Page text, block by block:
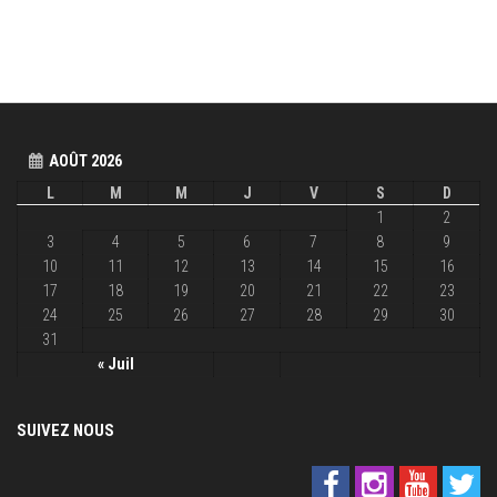
AOÛT 2026
L
M M J V S D
« Juil
1
2
3
4 5 6 7 8
9
10
11 12 13 14 15
16
17
18 19 20 21 22
23
24
25 26 27 28 29
30
31
SUIVEZ NOUS